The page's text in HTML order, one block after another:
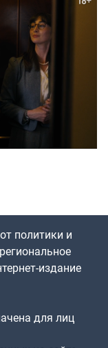
политики и
издание
для лиц